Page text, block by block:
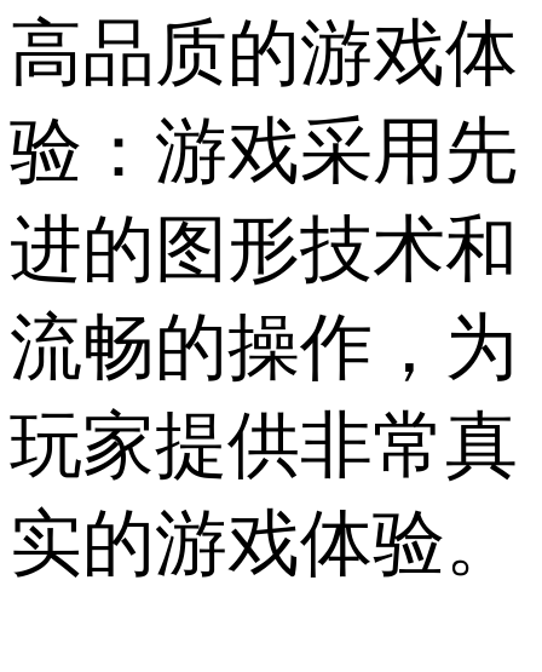
高品质的游戏体
验：游戏采用先
进的图形技术和
流畅的操作，为
玩家提供非常真
实的游戏体验。